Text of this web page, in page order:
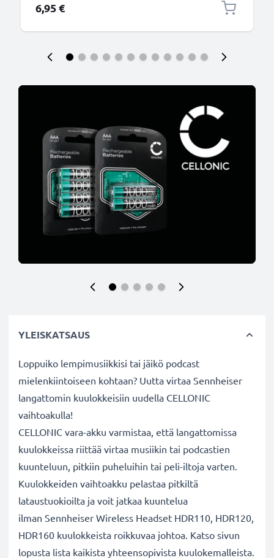
6,95 €
YLEISKATSAUS
Loppuiko lempimusiikkisi tai jäikö podcast
mielenkiintoiseen kohtaan? Uutta virtaa Sennheiser
langattomin kuulokkeisiin uudella CELLONIC
vaihtoakulla!
CELLONIC vara-akku varmistaa, että langattomissa
kuulokkeissa riittää virtaa musiikin tai podcastien
kuunteluun, pitkiin puheluihin tai peli-iltoja varten.
Kuulokkeiden vaihtoakku pelastaa pitkiltä
lataustuokioilta ja voit jatkaa kuuntelua
ilman Sennheiser Wireless Headset HDR110, HDR120,
HDR160 kuulokkeista roikkuvaa johtoa. Katso sivun
lopusta lista kaikista yhteensopivista kuulokemalleista.